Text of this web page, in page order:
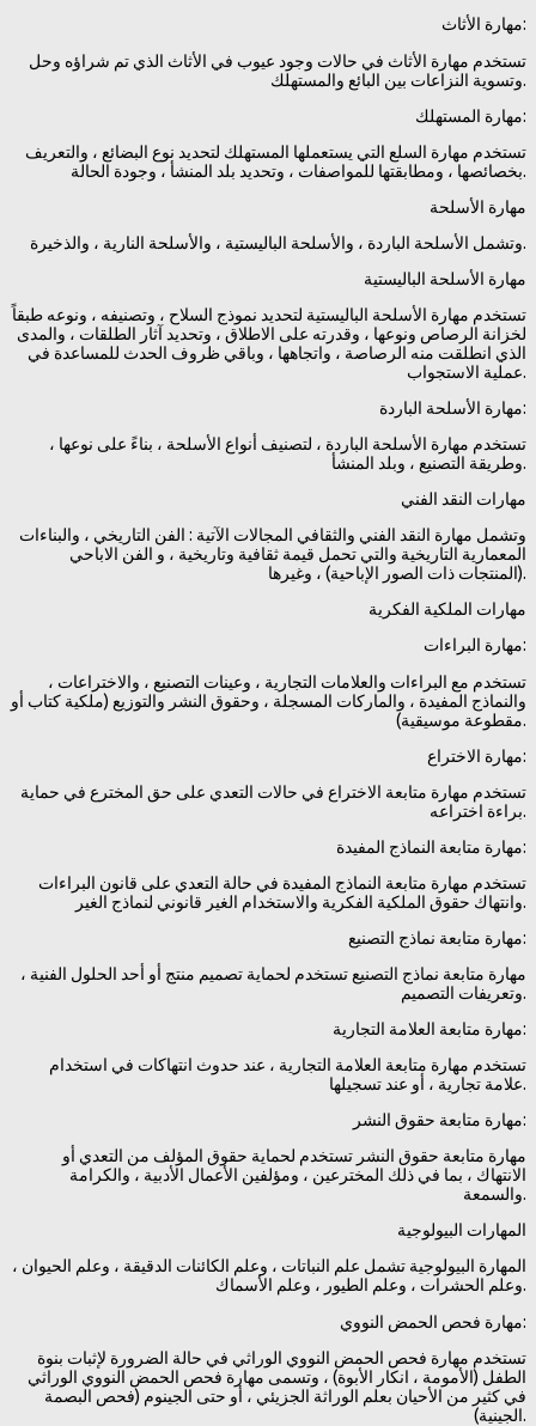
مهارة الأثاث:
تستخدم مهارة الأثاث في حالات وجود عيوب في الأثاث الذي تم شراؤه وحل
وتسوية النزاعات بين البائع والمستهلك.
مهارة المستهلك:
تستخدم مهارة السلع التي يستعملها المستهلك لتحديد نوع البضائع ، والتعريف
بخصائصها ، ومطابقتها للمواصفات ، وتحديد بلد المنشأ ، وجودة الحالة.
مهارة الأسلحة
وتشمل الأسلحة الباردة ، والأسلحة الباليستية ، والأسلحة النارية ، والذخيرة.
مهارة الأسلحة الباليستية
تستخدم مهارة الأسلحة الباليستية لتحديد نموذج السلاح ، وتصنيفه ، ونوعه طبقاً
لخزانة الرصاص ونوعها ، وقدرته على الاطلاق ، وتحديد آثار الطلقات ، والمدى
الذي انطلقت منه الرصاصة ، واتجاهها ، وباقي ظروف الحدث للمساعدة في
عملية الاستجواب.
مهارة الأسلحة الباردة:
تستخدم مهارة الأسلحة الباردة ، لتصنيف أنواع الأسلحة ، بناءً على نوعها ،
وطريقة التصنيع ، وبلد المنشأ.
مهارات النقد الفني
وتشمل مهارة النقد الفني والثقافي المجالات الآتية : الفن التاريخي ، والبناءات
المعمارية التاريخية والتي تحمل قيمة ثقافية وتاريخية ، و الفن الاباحي
(المنتجات ذات الصور الإباحية) ، وغيرها.
مهارات الملكية الفكرية
مهارة البراءات:
تستخدم مع البراءات والعلامات التجارية ، وعينات التصنيع ، والاختراعات ،
والنماذج المفيدة ، والماركات المسجلة ، وحقوق النشر والتوزيع (ملكية كتاب أو
مقطوعة موسيقية).
مهارة الاختراع:
تستخدم مهارة متابعة الاختراع في حالات التعدي على حق المخترع في حماية
براءة اختراعه.
مهارة متابعة النماذج المفيدة:
تستخدم مهارة متابعة النماذج المفيدة في حالة التعدي على قانون البراءات
وانتهاك حقوق الملكية الفكرية والاستخدام الغير قانوني لنماذج الغير.
مهارة متابعة نماذج التصنيع:
مهارة متابعة نماذج التصنيع تستخدم لحماية تصميم منتج أو أحد الحلول الفنية ،
وتعريفات التصميم.
مهارة متابعة العلامة التجارية:
تستخدم مهارة متابعة العلامة التجارية ، عند حدوث انتهاكات في استخدام
علامة تجارية ، أو عند تسجيلها.
مهارة متابعة حقوق النشر:
مهارة متابعة حقوق النشر تستخدم لحماية حقوق المؤلف من التعدي أو
الانتهاك ، بما في ذلك المخترعين ، ومؤلفين الأعمال الأدبية ، والكرامة
والسمعة.
المهارات البيولوجية
المهارة البيولوجية تشمل علم النباتات ، وعلم الكائنات الدقيقة ، وعلم الحيوان ،
وعلم الحشرات ، وعلم الطيور ، وعلم الأسماك.
مهارة فحص الحمض النووي:
تستخدم مهارة فحص الحمض النووي الوراثي في حالة الضرورة لإثبات بنوة
الطفل (الأمومة ، انكار الأبوة) ، وتسمى مهارة فحص الحمض النووي الوراثي
في كثير من الأحيان بعلم الوراثة الجزيئي ، أو حتى الجينوم (فحص البصمة
الجينية).